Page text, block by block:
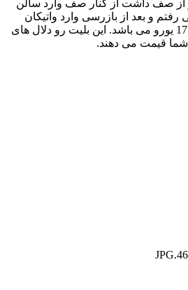
از صف داشت از کنار صف وارد سالن
و بعد از بازرسی وارد واتیکان
شدم. قیمت بلیت حضوری 17 یورو می باشد. این بلیت رو دلال های